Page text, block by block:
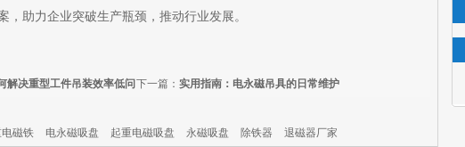
，助力企业突破生产瓶颈，推动行业发展。
下一篇： 实用指南：电永磁吊具的日常维护
解决重型工件吊装效率低问
电磁铁 电永磁吸盘 起重电磁吸盘 永磁吸盘 除铁器 退磁器厂家